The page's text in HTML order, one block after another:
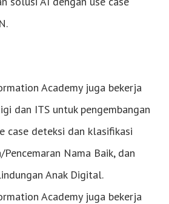
Academy juga bekerja
dan ITS untuk pengembangan
case deteksi dan klasifikasi
Nama Baik, dan
Anak Digital.
Academy juga bekerja